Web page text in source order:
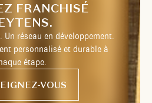
FRANCHISÉ
Un réseau en développement.
personnalisé et durable à
étape.
VOUS